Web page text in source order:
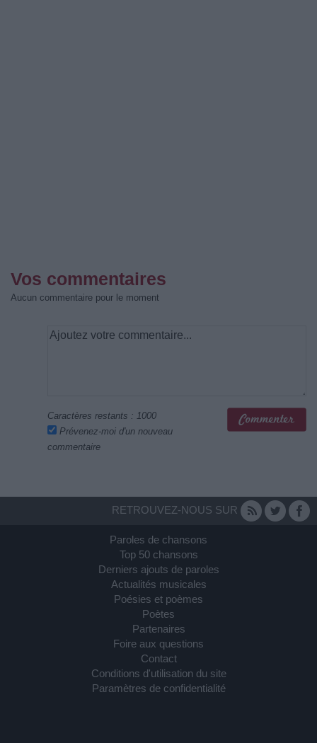
Vos commentaires
Aucun commentaire pour le moment
Caractères restants : 1000
Prévenez-moi d'un nouveau
commentaire
RETROUVEZ-NOUS SUR
Paroles de chansons
Top 50 chansons
Derniers ajouts de paroles
Actualités musicales
Poésies et poèmes
Poètes
Partenaires
Foire aux questions
Contact
Conditions d'utilisation du site
Paramètres de confidentialité